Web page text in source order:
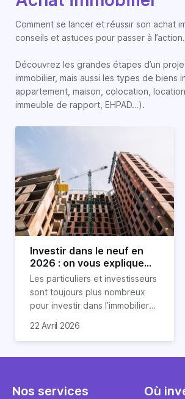
Comment se lancer et réussir son achat
conseils et astuces pour passer à l’action.
Découvrez les grandes étapes d’un
immobilier, mais aussi les types de biens
appartement, maison, colocation,
immeuble de rapport, EHPAD…).
Investir dans le neuf en
2026 : on vous explique
tout !
Les particuliers et investisseurs
sont toujours plus nombreux
pour investir dans l’immobilier
nombreux avantages à choisir
expliquons tout dans cet
22 Avril 2026
Nos services
Où